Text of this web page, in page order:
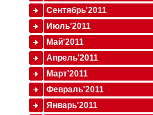
Сентябрь'2011
Июль'2011
Май'2011
Апрель'2011
Март'2011
Февраль'2011
Январь'2011